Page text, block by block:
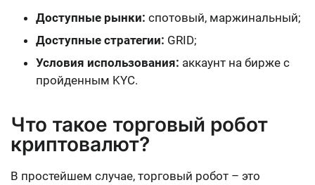
Доступные рынки: спотовый, маржинальный;
Доступные стратегии: GRID;
Условия использования: аккаунт на бирже с
пройденным KYC.
Что такое торговый робот
криптовалют?
В простейшем случае, торговый робот – это